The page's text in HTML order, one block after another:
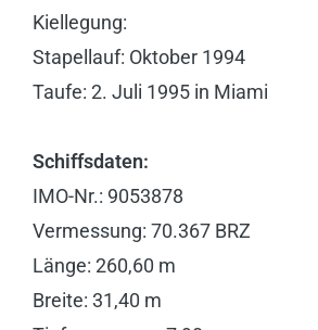
Kiellegung:
Stapellauf: Oktober 1994
Taufe: 2. Juli 1995 in Miami
Schiffsdaten:
IMO-Nr.: 9053878
Vermessung: 70.367 BRZ
Länge: 260,60 m
Breite: 31,40 m